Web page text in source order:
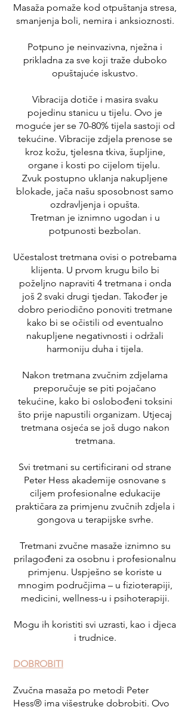
Masaža pomaže kod otpuštanja stresa,
smanjenja boli, nemira i anksioznosti.
Potpuno je neinvazivna, nježna i
prikladna za sve koji traže duboko
opuštajuće iskustvo.
Vibracija dotiče i masira svaku
pojedinu stanicu u tijelu. Ovo je
moguće jer se 70-80% tijela sastoji od
tekućine. Vibracije zdjela prenose se
kroz kožu, tjelesna tkiva, šupljine,
organe i kosti po cijelom tijelu.
Zvuk postupno uklanja nakupljene
blokade, jača našu sposobnost samo
ozdravljenja i opušta.
Tretman je iznimno ugodan i u
potpunosti bezbolan.
Učestalost tretmana ovisi o potrebama
klijenta. U prvom krugu bilo bi
poželjno napraviti 4 tretmana i onda
još 2 svaki drugi tjedan. Također je
dobro periodično ponoviti tretmane
kako bi se očistili od eventualno
nakupljene negativnosti i održali
harmoniju duha i tijela.
Nakon tretmana zvučnim zdjelama
preporučuje se piti pojačano
tekućine, kako bi oslobođeni toksini
što prije napustili organizam. Utjecaj
tretmana osjeća se još dugo nakon
tretmana.
Svi tretmani su certificirani od strane
Peter Hess akademije osnovane s
ciljem profesionalne edukacije
praktičara za primjenu zvučnih zdjela i
gongova u terapijske svrhe.
Tretmani zvučne masaže iznimno su
prilagođeni za osobnu i profesionalnu
primjenu. Uspješno se koriste u
mnogim područjima – u fizioterapiji,
medicini, wellness-u i psihoterapiji.
Mogu ih koristiti svi uzrasti, kao i djeca
i trudnice.
DOBROBITI
Zvučna masaža po metodi Peter
Hess® ima višestruke dobrobiti. Ovo